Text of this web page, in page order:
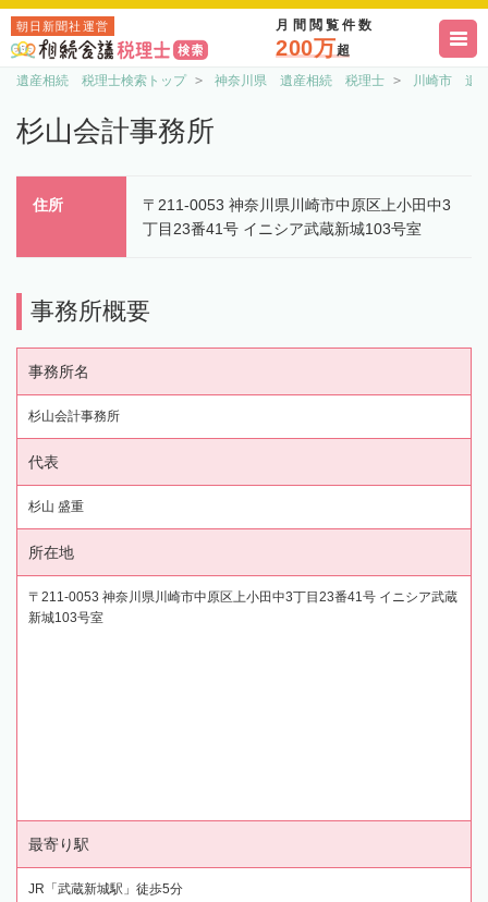
朝日新聞社運営 月間閲覧件数
200万超
遺産相続 税理士検索トップ 神奈川県 遺産相続 税理士 川崎市 遺
杉山会計事務所
住所
〒211-0053 神奈川県川崎市中原区上小田中3
丁目23番41号 イニシア武蔵新城103号室
事務所概要
事務所名
杉山会計事務所
代表
杉山 盛重
所在地
〒211-0053 神奈川県川崎市中原区上小田中3丁目23番41号 イニシア武蔵
新城103号室
最寄り駅
JR「武蔵新城駅」徒歩5分